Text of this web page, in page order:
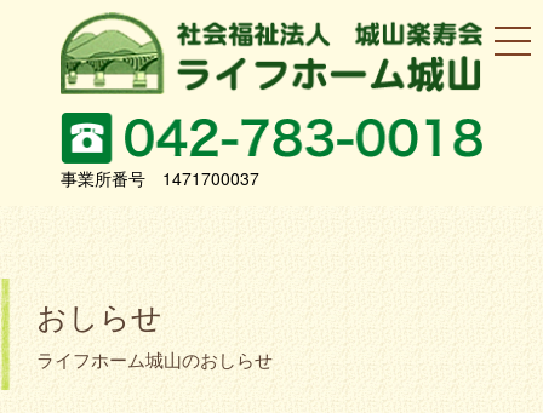
事業所番号 1471700037
おしらせ
ライフホーム城山のおしらせ